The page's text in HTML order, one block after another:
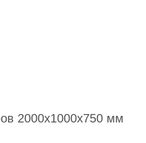
2000х1000х750 мм